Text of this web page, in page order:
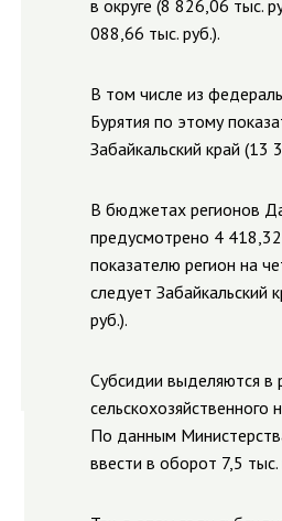
в округе (8 826,06 тыс.
088,66 тыс. руб.).
В том числе из
Бурятия по этому
Забайкальский край (13
В бюджетах регионов
предусмотрено 4
показателю регион на
следует Забайкальский
руб.).
Субсидии выделяются в
По данным
ввести в оборот 7,5 тыс.